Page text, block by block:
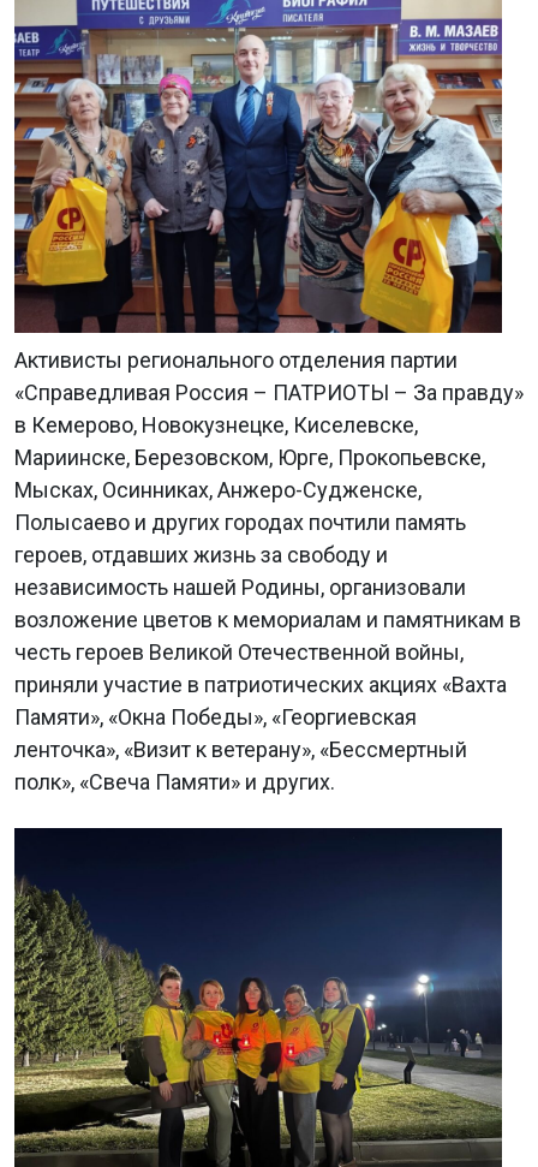
Активисты регионального отделения партии
«Справедливая Россия – ПАТРИОТЫ – За правду»
в Кемерово, Новокузнецке, Киселевске,
Мариинске, Березовском, Юрге, Прокопьевске,
Мысках, Осинниках, Анжеро-Судженске,
Полысаево и других городах почтили память
героев, отдавших жизнь за свободу и
независимость нашей Родины, организовали
возложение цветов к мемориалам и памятникам в
честь героев Великой Отечественной войны,
приняли участие в патриотических акциях «Вахта
Памяти», «Окна Победы», «Георгиевская
ленточка», «Визит к ветерану», «Бессмертный
полк», «Свеча Памяти» и других.